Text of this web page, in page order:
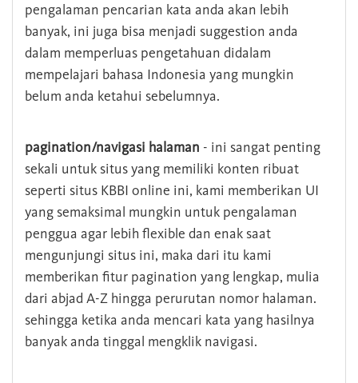
pengalaman pencarian kata anda akan lebih
banyak, ini juga bisa menjadi suggestion anda
dalam memperluas pengetahuan didalam
mempelajari bahasa Indonesia yang mungkin
belum anda ketahui sebelumnya.
pagination/navigasi halaman - ini sangat penting
sekali untuk situs yang memiliki konten ribuat
seperti situs KBBI online ini, kami memberikan UI
yang semaksimal mungkin untuk pengalaman
penggua agar lebih flexible dan enak saat
mengunjungi situs ini, maka dari itu kami
memberikan fitur pagination yang lengkap, mulia
dari abjad A-Z hingga perurutan nomor halaman.
sehingga ketika anda mencari kata yang hasilnya
banyak anda tinggal mengklik navigasi.